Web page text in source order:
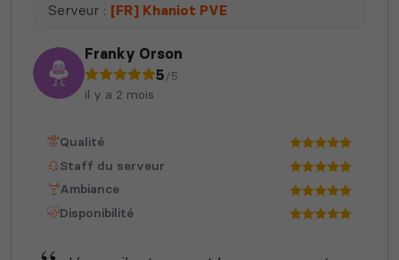
Serveur : [FR] Khaniot PVE
Franky Orson
5/5
il y a 2 mois
Qualité
Staff du serveur
Ambiance
Disponibilité